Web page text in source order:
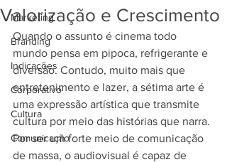
Marketing
Branding
Indicações
Corporativo
Cultura
Comunicação
Valorização e Crescimento
Quando o assunto é cinema todo
mundo pensa em pipoca, refrigerante e
diversão. Contudo, muito mais que
entretenimento e lazer, a sétima arte é
uma expressão artística que transmite
cultura por meio das histórias que narra.
Por ser um forte meio de comunicação
de massa, o audiovisual é capaz de